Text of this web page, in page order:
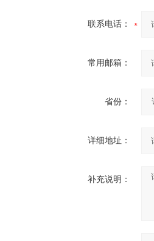
联系电话：
常用邮箱：
省份：
详细地址：
补充说明：